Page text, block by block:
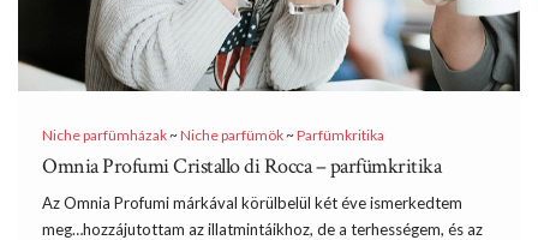
Niche parfümházak~Niche parfümök~Parfümkritika
Omnia Profumi Cristallo di Rocca – parfümkritika
Az Omnia Profumi márkával körülbelül két éve ismerkedtem
meg…hozzájutottam az illatmintáikhoz, de a terhességem, és az